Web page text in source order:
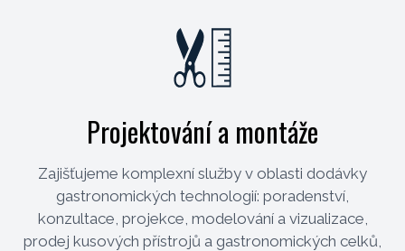
Projektování a montáže
Zajišťujeme komplexní služby v oblasti dodávky
gastronomických technologií: poradenství,
konzultace, projekce, modelování a vizualizace,
prodej kusových přístrojů a gastronomických celků,